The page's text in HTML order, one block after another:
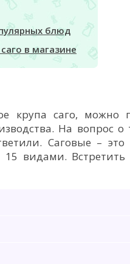
блюд
в магазине
крупа саго, можно
На вопрос о
Саговые –
15 видами.